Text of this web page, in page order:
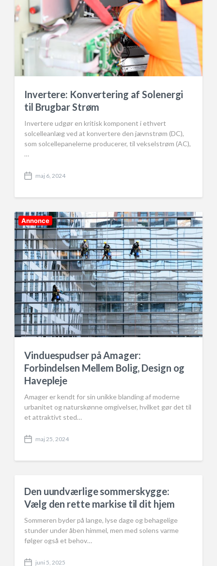
Invertere: Konvertering af Solenergi
til Brugbar Strøm
Invertere udgør en kritisk komponent i ethvert
solcelleanlæg ved at konvertere den jævnstrøm (DC),
som solcellepanelerne producerer, til vekselstrøm (AC),
…
P
s
d
a
t
e
maj 6, 2024
Annonce
Vinduespudser på Amager:
Forbindelsen Mellem Bolig, Design og
Havepleje
Amager er kendt for sin unikke blanding af moderne
urbanitet og naturskønne omgivelser, hvilket gør det til
et attraktivt sted…
P
s
a
t
e
maj 25, 2024
Den uundværlige sommerskygge:
Vælg den rette markise til dit hjem
Sommeren byder på lange, lyse dage og behagelige
stunder under åben himmel, men med solens varme
følger også et behov…
juni 5, 2025